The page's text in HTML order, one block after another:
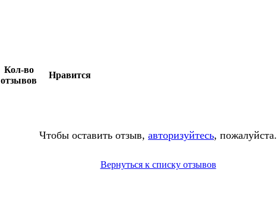
Кол-во
отзывов
Нравится
Чтобы оставить отзыв, авторизуйтесь, пожалуйста.
Вернуться к списку отзывов